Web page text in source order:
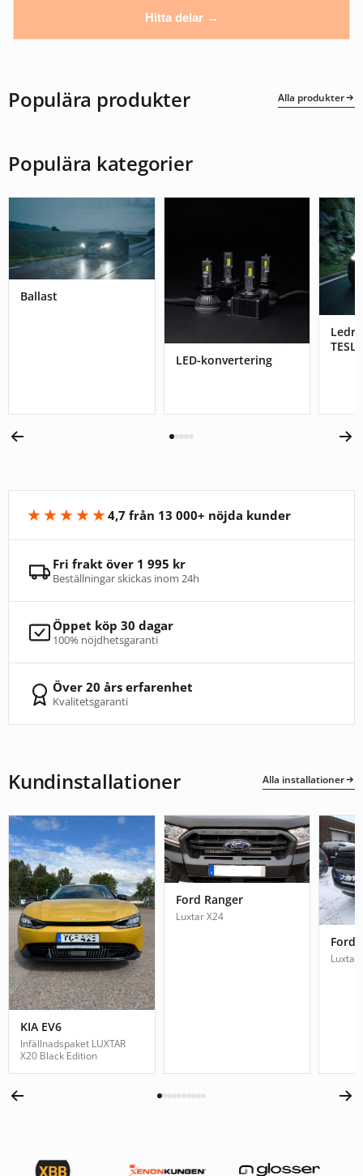
Hitta delar →
Populära produkter Alla produkter
Populära kategorier
Ballast
LED-konvertering
★★★★★4,7 från 13 000+ nöjda kunder
Fri frakt över 1 995 kr
Beställningar skickas inom 24h
Öppet köp 30 dagar
100% nöjdhetsgaranti
Över 20 års erfarenhet
Kvalitetsgaranti
Kundinstallationer Alla installationer
KIA EV6
Infällnadspaket LUXTAR
X20 Black Edition
Ford Ranger
Luxtar X24
Ford
Luxtar